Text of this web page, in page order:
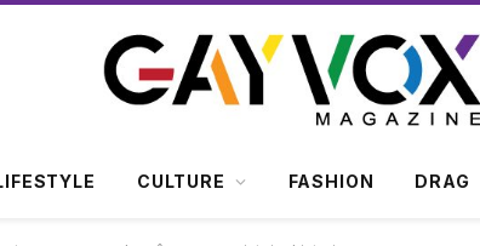
CULTURE FASHION DRAG